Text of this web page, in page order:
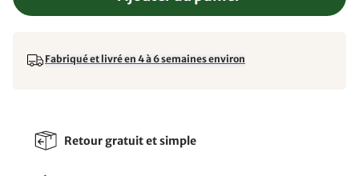
Fabriqué et livré en 4 à 6 semaines environ
Retour gratuit et simple